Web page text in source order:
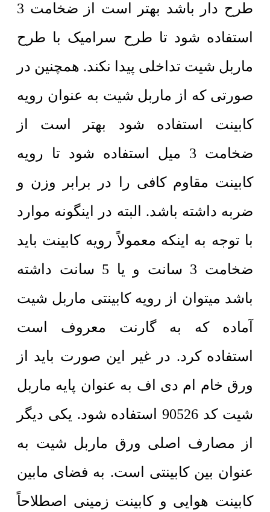
طرح دار باشد بهتر است از ضخامت 3
استفاده شود تا طرح سرامیک با طرح
ماربل شیت تداخلی پیدا نکند. همچنین در
صورتی که از ماربل شیت به عنوان رویه
کابینت استفاده شود بهتر است از
ضخامت 3 میل استفاده شود تا رویه
کابینت مقاوم کافی را در برابر وزن و
ضربه داشته باشد. البته در اینگونه موارد
با توجه به اینکه معمولاً رویه کابینت باید
ضخامت 3 سانت و یا 5 سانت داشته
باشد میتوان از رویه کابینتی ماربل شیت
آماده که به گارنت معروف است
استفاده کرد. در غیر این صورت باید از
ورق خام ام دی اف به عنوان پایه ماربل
شیت کد 90526 استفاده شود. یکی دیگر
از مصارف اصلی ورق ماربل شیت به
عنوان بین کابینتی است. به فضای مابین
کابینت هوایی و کابینت زمینی اصطلاحاً